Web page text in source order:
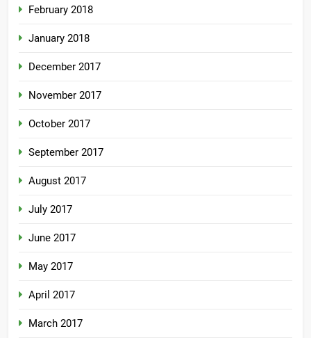
February 2018
January 2018
December 2017
November 2017
October 2017
September 2017
August 2017
July 2017
June 2017
May 2017
April 2017
March 2017